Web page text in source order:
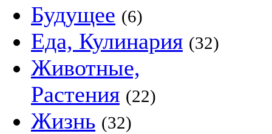
Будущее (6)
Еда, Кулинария (32)
Животные,
Растения (22)
Жизнь (32)